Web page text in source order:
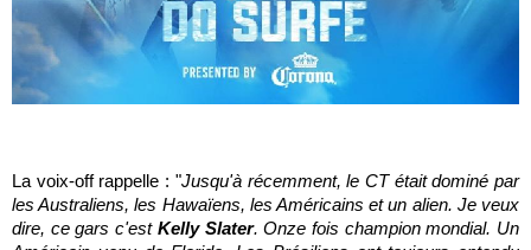
La voix-off rappelle : "Jusqu'à récemment, le CT était dominé par
les Australiens, les Hawaïens, les Américains et un alien. Je veux
dire, ce gars c'est Kelly Slater. Onze fois champion mondial. Un